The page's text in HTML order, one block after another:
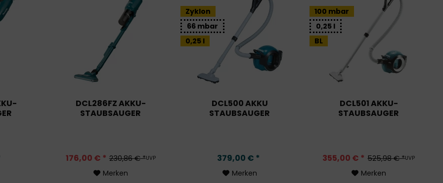
DCL286FZ AKKU-
STAUBSAUGER
230,86 € *UVP
176,00 € *
Merken
Zyklon
66 mbar
0,25 l
DCL500 AKKU
STAUBSAUGER
379,00 € *
Merken
100 mbar
0,25 l
BL
DCL501 AKKU-
STAUBSAUGER
525,98 € *UVP
355,00 € *
Merken